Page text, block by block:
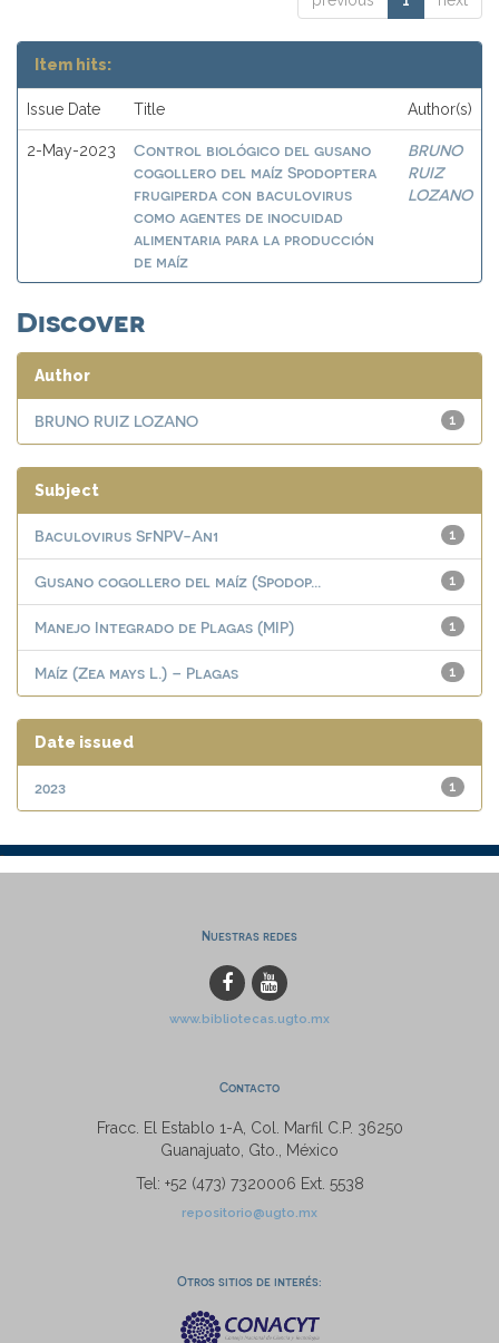
Item hits:
Issue Date Title Author(s)
2-May-2023
Control biológico del gusano
cogollero del maíz Spodoptera
frugiperda con baculovirus
como agentes de inocuidad
alimentaria para la producción
de maíz
BRUNO
RUIZ
LOZANO
Discover
Author
1
BRUNO RUIZ LOZANO
Subject
1
Baculovirus SfNPV-An1
1
Gusano cogollero del maíz (Spodop...
1
Manejo Integrado de Plagas (MIP)
1
Maíz (Zea mays L.) – Plagas
Date issued
1
2023
Nuestras redes
www.bibliotecas.ugto.mx
Contacto
Fracc. El Establo 1-A, Col. Marfil C.P. 36250
Guanajuato, Gto., México
Tel: +52 (473) 7320006 Ext. 5538
repositorio@ugto.mx
Otros sitios de interés: